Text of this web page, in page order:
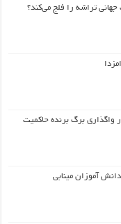
تراشه را فلج می‌کند؟
واگذاری برگ برنده حاکمیت
آموزان مینابی